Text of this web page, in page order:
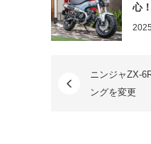
心！
ニンジャZX-
ングを変更